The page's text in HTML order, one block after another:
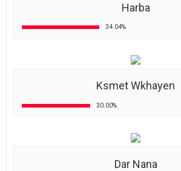
Harba
34.04%
Ksmet Wkhayen
30.00%
Dar Nana